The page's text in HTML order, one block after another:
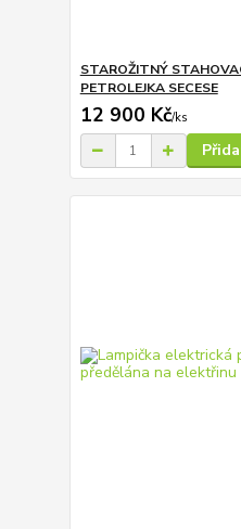
STAROŽITNÝ
PETROLEJKA SECESE
12 900 Kč/ks